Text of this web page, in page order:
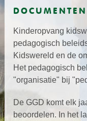
DOCUMENTEN
Kinderopvang
pedagogisch
Kidswereld en de
Het pedagogisch
"organisatie" bij "
De GGD komt elk
beoordelen. In het